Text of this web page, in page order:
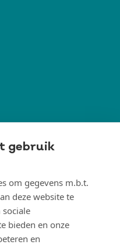
gebruik
om gegevens m.b.t.
deze website te
bieden en onze
en